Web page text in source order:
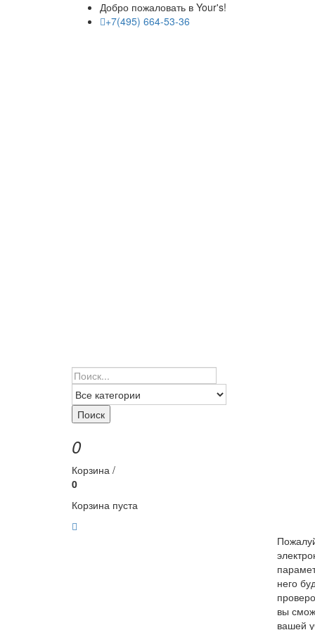
Добро пожаловать в Your's!
+7(495) 664-53-36
Поиск
0
Корзина /
0
Корзина пуста
него
вы
вашей